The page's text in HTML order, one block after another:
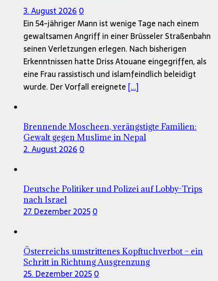
3. August 20260
Ein 54-jähriger Mann ist wenige Tage nach einem
gewaltsamen Angriff in einer Brüsseler Straßenbahn
seinen Verletzungen erlegen. Nach bisherigen
Erkenntnissen hatte Driss Atouane eingegriffen, als
eine Frau rassistisch und islamfeindlich beleidigt
wurde. Der Vorfall ereignete [...]
Brennende Moscheen, verängstigte Familien:
Gewalt gegen Muslime in Nepal
2. August 20260
Deutsche Politiker und Polizei auf Lobby-Trips
nach Israel
27. Dezember 20250
Österreichs umstrittenes Kopftuchverbot – ein
Schritt in Richtung Ausgrenzung
25. Dezember 20250